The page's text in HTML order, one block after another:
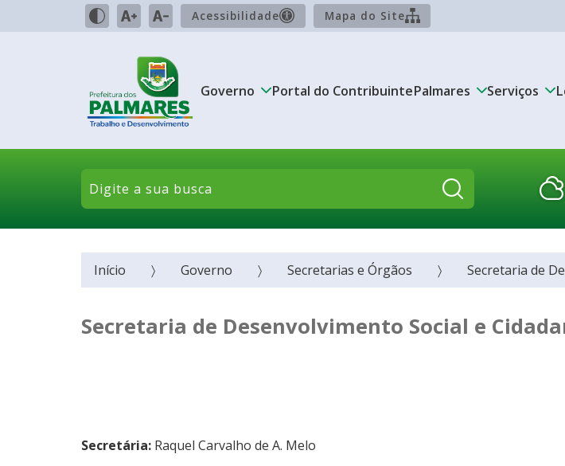
Acessibilidade Mapa do Site
Governo Portal do ContribuintePalmares Serviços
Início Governo Secretarias e Órgãos Secretaria de
Secretaria de Desenvolvimento Social e
Secretária: Raquel Carvalho de A. Melo